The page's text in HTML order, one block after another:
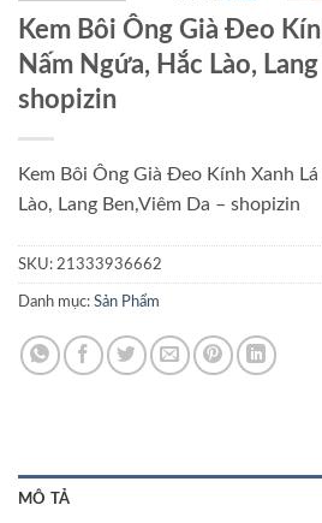
Kem Bôi Ông Già Đeo
Nấm Ngứa, Hắc Lào,
shopizin
Kem Bôi Ông Già Đeo Kính Xanh
Lào, Lang Ben,Viêm Da – shopizin
SKU: 21333936662
Danh mục: Sản Phẩm
MÔ TẢ